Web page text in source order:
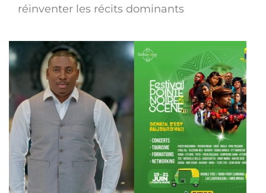
réinventer les récits dominants